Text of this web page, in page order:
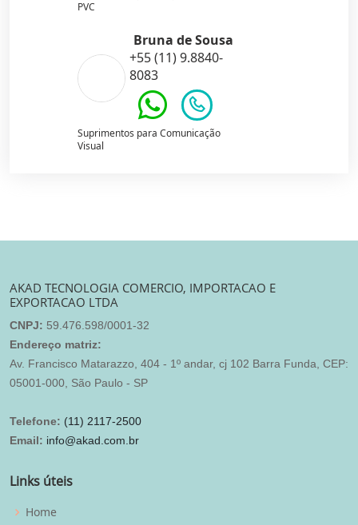
PVC
Bruna de Sousa
+55 (11) 9.8840-
8083
Suprimentos para Comunicação
Visual
AKAD TECNOLOGIA COMERCIO, IMPORTACAO E
EXPORTACAO LTDA
CNPJ: 59.476.598/0001-32
Endereço matriz:
Av. Francisco Matarazzo, 404 - 1º andar, cj 102 Barra Funda, CEP:
05001-000, São Paulo - SP
Telefone: (11) 2117-2500
Email: info@akad.com.br
Links úteis
Home